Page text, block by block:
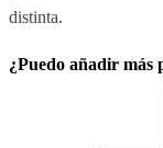
distinta.
¿Puedo añadir más